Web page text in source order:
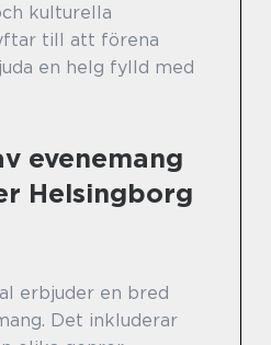
kulturella
till att förena
en helg fylld med
evenemang
Helsingborg
erbjuder en bred
Det inkluderar